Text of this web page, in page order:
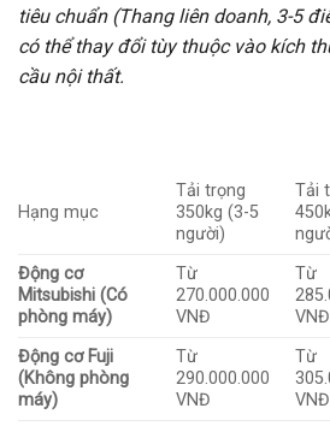
tiêu chuẩn (Thang liên doanh, 3-5
có thể thay đổi tùy thuộc vào kích
cầu nội thất.
Hạng mục
Tải trọng
350kg (3-5
người)
Tải
Động cơ
Mitsubishi (Có
phòng máy)
Từ
270.000.000
VNĐ
Từ
VNĐ
Động cơ Fuji
(Không phòng
máy)
Từ
290.000.000
VNĐ
Từ
VNĐ